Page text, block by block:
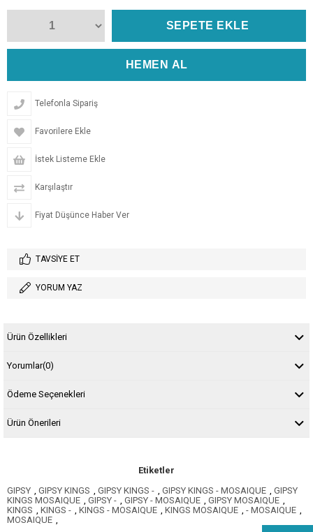
Telefonla Sipariş
Favorilere Ekle
İstek Listeme Ekle
Karşılaştır
Fiyat Düşünce Haber Ver
TAVSIYE ET
YORUM YAZ
Ürün Özellikleri
Yorumlar(0)
Ödeme Seçenekleri
Ürün Önerileri
Etiketler
GIPSY , GIPSY KINGS , GIPSY KINGS - , GIPSY KINGS - MOSAIQUE , GIPSY
KINGS MOSAIQUE , GIPSY - , GIPSY - MOSAIQUE , GIPSY MOSAIQUE ,
KINGS , KINGS - , KINGS - MOSAIQUE , KINGS MOSAIQUE , - MOSAIQUE ,
MOSAIQUE ,